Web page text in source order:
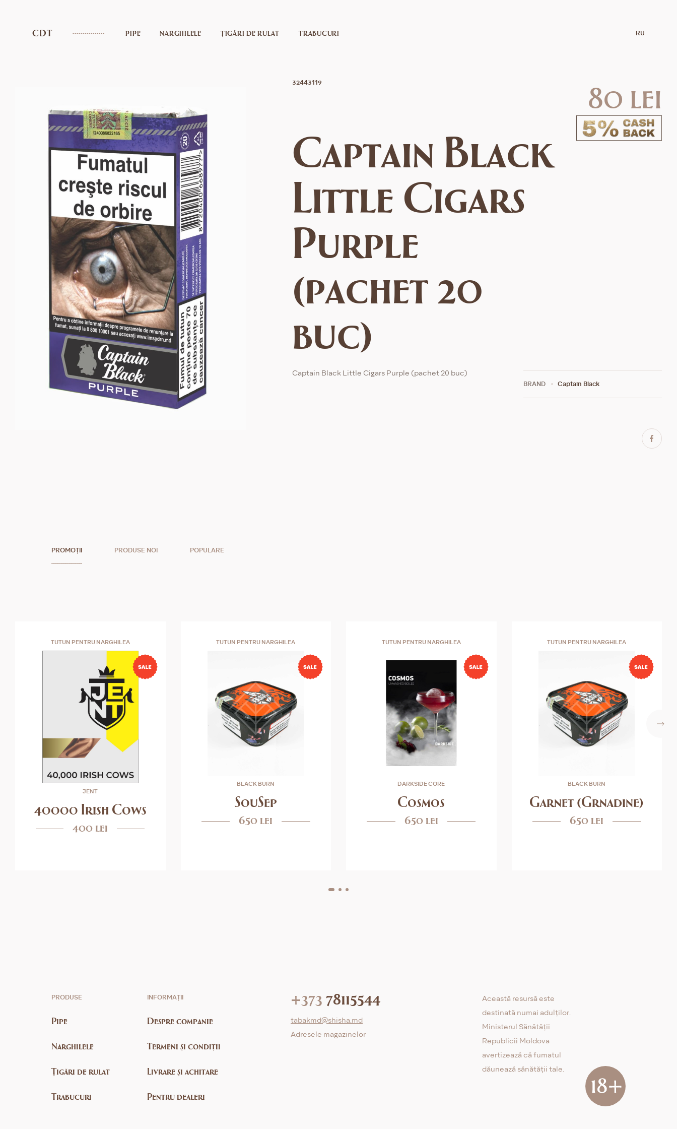
CDT PIPE NARGHILELE ȚIGĂRI DE RULAT TRABUCURI RU
32443119
Captain Black
Little Cigars
Purple
(pachet 20
buc)
80 lei
Captain Black Little Cigars Purple (pachet 20 buc)
BRAND Captain Black
PROMOȚII PRODUSE NOI POPULARE
TUTUN PENTRU NARGHILEA
JENT
40000 Irish Cows
400 lei
TUTUN PENTRU NARGHILEA
BLACK BURN
SouSep
650 lei
TUTUN PENTRU NARGHILEA
DARKSIDE CORE
Cosmos
650 lei
TUTUN PENTRU NARGHILEA
BLACK BURN
Garnet (Grnadine)
650 lei
PRODUSE
Pipe
Narghilele
Țigări de rulat
Trabucuri
INFORMAȚII
Despre companie
Termeni și condiții
Livrare și achitare
Pentru dealeri
+373 78115544
tabakmd@shisha.md
Adresele magazinelor
Această resursă este
destinată numai adulților.
Ministerul Sănătății
Republicii Moldova
avertizează că fumatul
dăunează sănătății tale.